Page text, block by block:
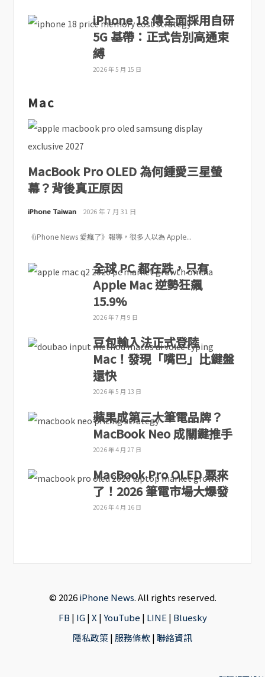
iPhone 18 傳全面採用自研
5G 基帶：正式告別高通束
縛
2026 年 5 月 15 日
Mac
MacBook Pro OLED 為何鍾愛三星螢
幕？背後真正原因
iPhone Taiwan 2026 年 7 月 31 日
《iPhone News 愛瘋了》報導，很多人以為 Apple...
全球 PC 都在跌，只有
Apple Mac 逆勢狂飆
15.9%
2026 年 7 月 9 日
豆包輸入法正式登陸
Mac！發現「嘴巴」比鍵盤
還快
2026 年 5 月 13 日
蘋果成第三大筆電品牌？
MacBook Neo 成關鍵推手
2026 年 4 月 27 日
MacBook Pro OLED 要來
了！2026 筆電市場大爆發
2026 年 4 月 16 日
© 2026iPhone News. All rights reserved.
FB | IG|X |YouTube | LINE | Bluesky
隱私政策| 服務條款|聯絡資訊